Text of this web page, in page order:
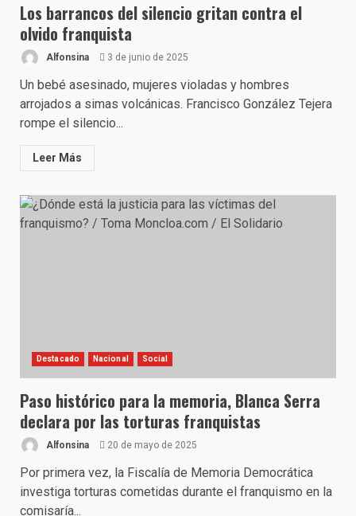
Los barrancos del silencio gritan contra el
olvido franquista
Alfonsina 3 de junio de 2025
Un bebé asesinado, mujeres violadas y hombres
arrojados a simas volcánicas. Francisco González Tejera
rompe el silencio...
Leer Más
Destacado Nacional Social
Paso histórico para la memoria, Blanca Serra
declara por las torturas franquistas
Alfonsina 20 de mayo de 2025
Por primera vez, la Fiscalía de Memoria Democrática
investiga torturas cometidas durante el franquismo en la
comisaría...